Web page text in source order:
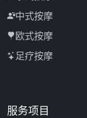
中式按摩
欧式按摩
足疗按摩
服务项目